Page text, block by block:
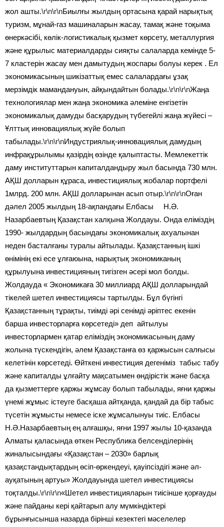
жол ашты.\r\n\r\nБиылғы жылдың ортасына қарай нарықтық
туризм, мұнай-газ машиналарын жасау, тамақ және тоқыма
өнеркәсібі, көлік-логистикалық қызмет көрсету, металлургия
және құрылыс материалдарды сияқты салаларда кемінде 5-
7 кластерін жасау мен дамытудың жоспары болуы керек . Ел
экономикасының шикізаттық емес салалардағы ұзақ
мерзімдік мамандануын, айқындайтын болады.\r\n\r\nЖаңа
технологиялар мен жаңа экономика әлеміне енгізетін
экономикалық дамуды басқарудың түбегейлі жаңа жүйесі –
Ұлттық инновациялық жүйе болып
табылады.\r\n\r\nИндустриялық-инновациялық дамудың
инфрақұрылымы қазірдің өзінде қалыптасты. Мемлекеттік
даму институттарын капиталдандыру жыл басында 730 млн.
АҚШ долларын құраса, инвестициялық жобалар портфелі
1млрд. 200 млн. АҚШ долларынан асып отыр.\r\n\r\nОған
дәлел 2005 жылдың 18-ақпандағы Елбасы Н.Ә.
Назарбаевтың Қазақстан халқына Жолдауы. Онда еліміздің
1990- жылдардың басындағы экономикалық ахуалынан
неден басталғаны туралы айтылады. Қазақстанның ішкі
өнімінің екі есе ұлғаюына, нарықтық экономиканың
құрылуына инвестицияның тигізген әсері мол болды.
Жолдауда « Экономикаға 30 миллиард АҚШ долларындай
тікелей шетел инвестициясы тартылды. Бұл бүгінгі
Қазақстанның тұрақты, тиімді әрі сенімді әріптес екенін
барша инвесторларға көрсетеді» деп айтылуы
инвесторлармен қатар еліміздің экономикасының даму
жолына түскендігін, әлем Қазақстанға өз қаржысын салғысы
келетінін көрсетеді. Өйткені инвестиция дегеніміз табыс табу
және капиталды ұлғайту мақсатымен өндірістік және басқа
да қызметтерге қаржы жұмсау болып табылады, яғни қаржы
үнемі жұмыс істеуге басқаша айтқанда, қандай да бір табыс
түсетін жұмысты немесе іске жұмсалынуы тиіс. Елбасы
Н.Ә.Назарбаевтың ең алғашқы, яғни 1997 жылы 10-қазанда
Алматы қаласында өткен Республика белсенділерінің
жиналысындағы «Қазақстан – 2030» барлық
қазақстандықтардың өсіп-өркендеуі, қауіпсіздігі және әл-
ауқатының артуы» Жолдауында шетел инвестициясы
тоқталды.\r\n\r\n«Шетел инвестицияларын тиісінше қорғауды
және пайданы кері қайтарып алу мүмкіндіктері
бұрынғысынша назарда бірінші кезектегі мәселелер